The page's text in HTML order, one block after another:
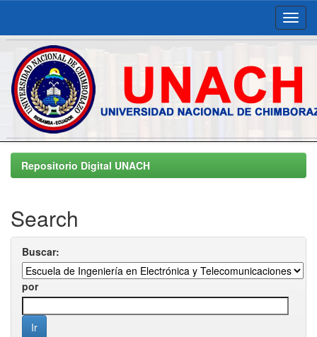
Skip
navigationRepositorio Digital UNACH
Search
Buscar:
por